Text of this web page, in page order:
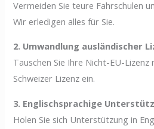
Vermeiden Sie teure Fahrschulen
Wir erledigen alles für Sie.
2. Umwandlung ausländischer
Tauschen Sie Ihre Nicht-EU-Lizenz
Schweizer Lizenz ein.
3. Englischsprachige
Holen Sie sich Unterstützung in